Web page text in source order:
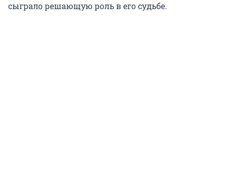
сыграло решающую роль в его судьбе.